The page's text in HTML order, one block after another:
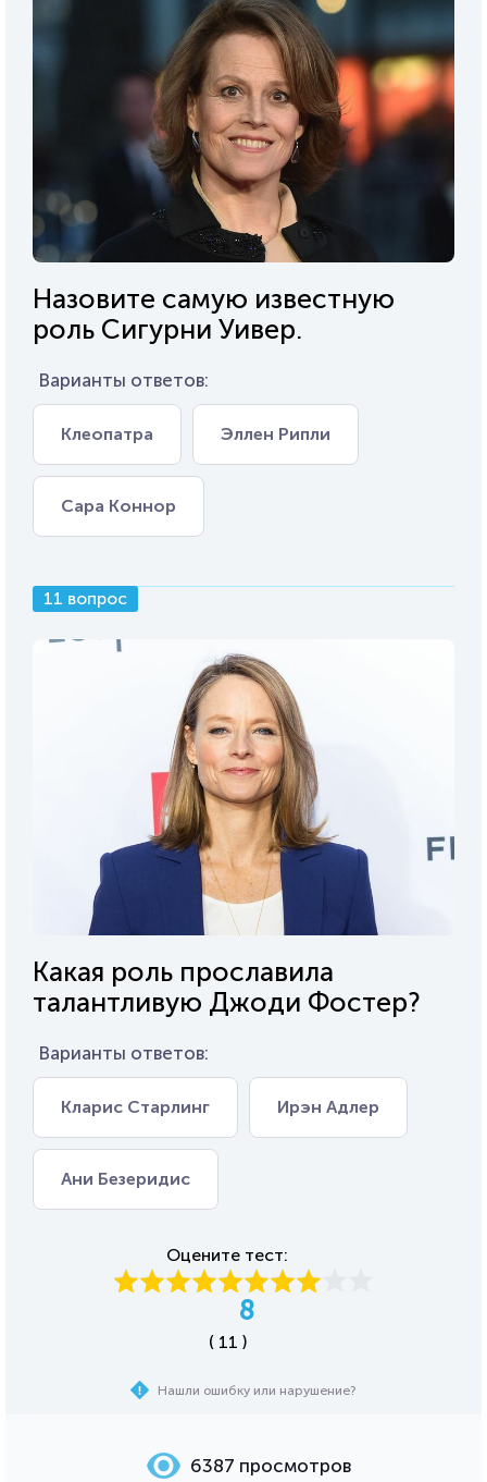
Назовите самую известную
роль Сигурни Уивер.
Варианты ответов:
Клеопатра Эллен Рипли
Сара Коннор
11 вопрос
Какая роль прославила
талантливую Джоди Фостер?
Варианты ответов:
Кларис Старлинг Ирэн Адлер
Ани Безеридис
Оцените тест:
8
( 11 )
Нашли ошибку или нарушение?
6387 просмотров